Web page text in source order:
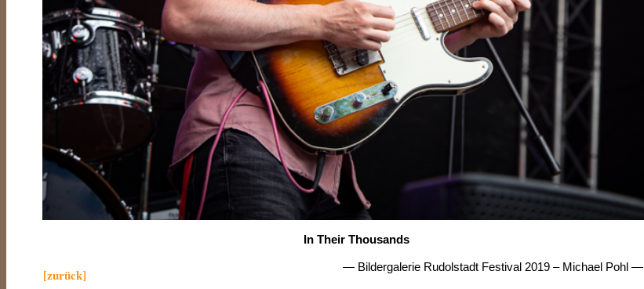
In Their Thousands
[zurück] — Bildergalerie Rudolstadt Festival 2019 – Michael Pohl —